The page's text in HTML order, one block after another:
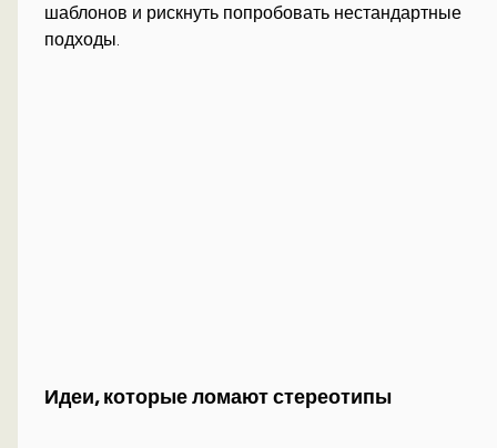
шаблонов и рискнуть попробовать нестандартные
подходы.
Идеи, которые ломают стереотипы